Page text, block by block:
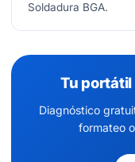
Soldadura BGA.
Tu portátil
Diagnóstico
formateo